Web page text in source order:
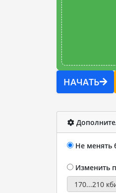
НАЧАТЬ
Не менять
Изменить